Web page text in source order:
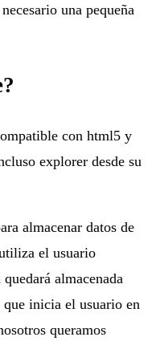
una pequeña
con html5 y
explorer desde su
almacenar datos de
el usuario
almacenada
que inicia el usuario en
queramos